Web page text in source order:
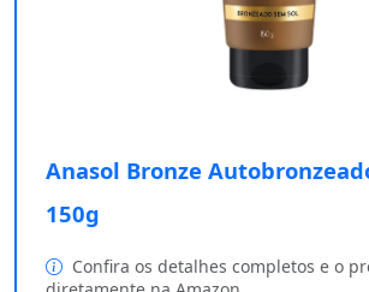
Anasol Bronze
150g
Confira os detalhes completos e o